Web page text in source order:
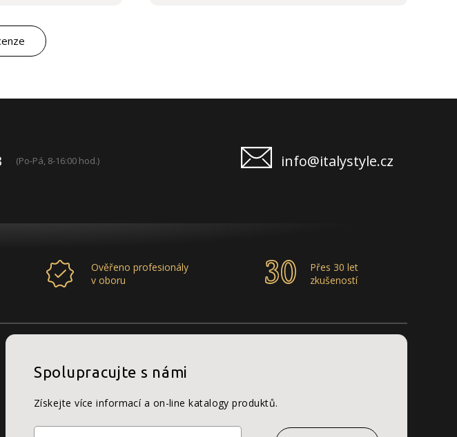
mě je to po těch
že ty roky
(Po-Pá, 8-16:00 hod.) info@italystyle.cz
Ověřeno profesionály
v oboru
Přes 30 let
zkušeností
Spolupracujte s námi
Získejte více informací a on-line katalogy produktů.